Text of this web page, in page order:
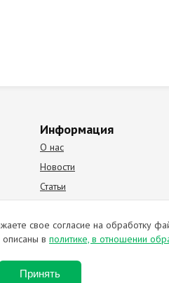
Информация
О нас
Новости
Статьи
Отправляя любую форму на
свое согласие на обработку
в политике, в отношении
Принять